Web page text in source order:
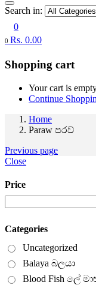
Search in:
0
0 Rs. 0.00
Shopping cart
Your cart is
Continue
Home
Paraw පරව්
Previous page
Close
Price
Categories
Uncategorized
Balaya බලයා
Blood Fish ලේ